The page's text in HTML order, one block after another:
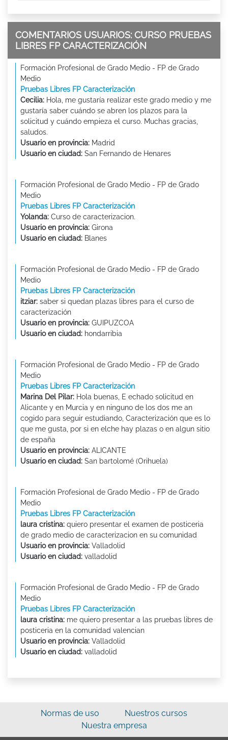
COMENTARIOS USUARIOS: CURSO PRUEBAS
LIBRES FP CARACTERIZACIÓN
Formación Profesional de Grado Medio - FP de Grado
Medio
Pruebas Libres FP Caracterización
Cecilia: Hola, me gustaría realizar este grado medio y me
gustaría saber cuándo se abren los plazos para la
solicitud y cuándo empieza el curso. Muchas gracias,
saludos.
Usuario en provincia: Madrid
Usuario en ciudad: San Fernando de Henares
Formación Profesional de Grado Medio - FP de Grado
Medio
Pruebas Libres FP Caracterización
Yolanda: Curso de caracterizacion.
Usuario en provincia: Girona
Usuario en ciudad: Blanes
Formación Profesional de Grado Medio - FP de Grado
Medio
Pruebas Libres FP Caracterización
itziar: saber si quedan plazas libres para el curso de
caracterización
Usuario en provincia: GUIPUZCOA
Usuario en ciudad: hondarribia
Formación Profesional de Grado Medio - FP de Grado
Medio
Pruebas Libres FP Caracterización
Marina Del Pilar: Hola buenas, E echado solicitud en
Alicante y en Murcia y en ninguno de los dos me an
cogido para seguir estudiando, Caracterización que es lo
que me gusta, por si en elche hay plazas o en algun sitio
de españa
Usuario en provincia: ALICANTE
Usuario en ciudad: San bartolomé (Orihuela)
Formación Profesional de Grado Medio - FP de Grado
Medio
Pruebas Libres FP Caracterización
laura cristina: quiero presentar el examen de posticeria
de grado medio de caracterizacion en su comunidad
Usuario en provincia: Valladolid
Usuario en ciudad: valladolid
Formación Profesional de Grado Medio - FP de Grado
Medio
Pruebas Libres FP Caracterización
laura cristina: me quiero presentar a las pruebas libres de
posticeria en la comunidad valencian
Usuario en provincia: Valladolid
Usuario en ciudad: valladolid
Normas de uso
Nuestros cursos
Nuestra empresa